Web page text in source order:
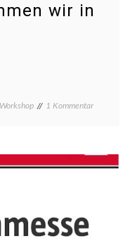
wir in
Workshop 1 Kommentarzu
wir
in